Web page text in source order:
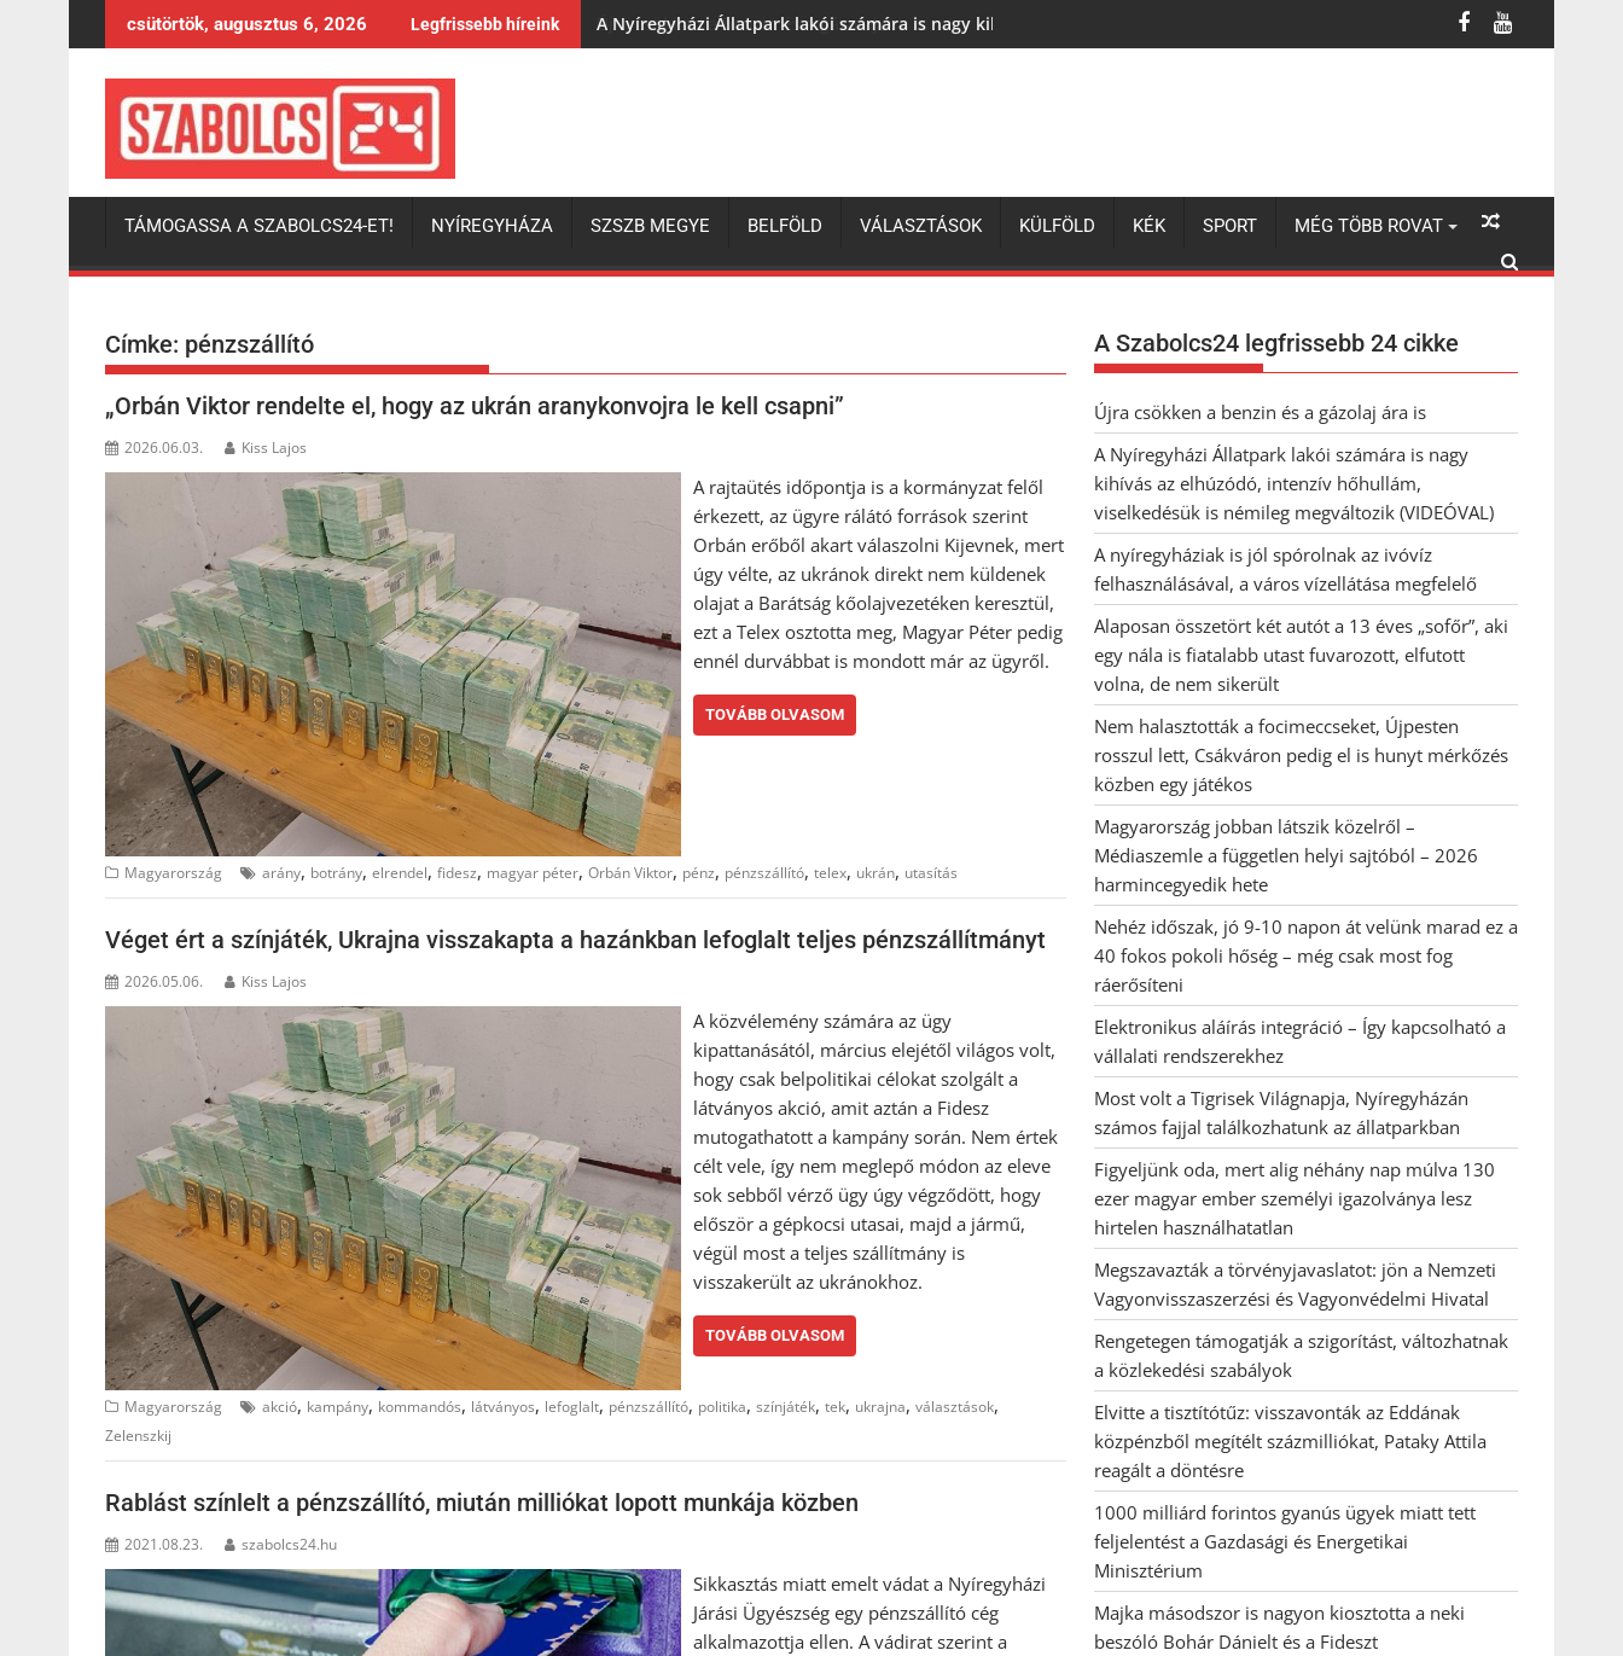
to
csütörtök, augusztus 6, 2026 Legfrissebb híreink A Nyíregyházi Állatpark lakói számára is nagy kihívás az elhúzódó, intenzív hőhullám, viselkedésük is némileg megváltozik
TÁMOGASSA A SZABOLCS24-ET! NYÍREGYHÁZA SZSZB MEGYE BELFÖLD VÁLASZTÁSOK KÜLFÖLD KÉK SPORT MÉG TÖBB ROVAT
Címke: pénzszállító
„Orbán Viktor rendelte el, hogy az ukrán aranykonvojra le kell csapni”
2026.06.03. Kiss Lajos
A rajtaütés időpontja is a kormányzat felől
érkezett, az ügyre rálátó források szerint
Orbán erőből akart válaszolni Kijevnek, mert
úgy vélte, az ukránok direkt nem küldenek
olajat a Barátság kőolajvezetéken keresztül,
ezt a Telex osztotta meg, Magyar Péter pedig
ennél durvábbat is mondott már az ügyről.
TOVÁBB OLVASOM
Magyarország arány, botrány, elrendel, fidesz, magyar péter, Orbán Viktor, pénz, pénzszállító, telex, ukrán, utasítás
Véget ért a színjáték, Ukrajna visszakapta a hazánkban lefoglalt teljes pénzszállítmányt
2026.05.06. Kiss Lajos
A közvélemény számára az ügy
kipattanásától, március elejétől világos volt,
hogy csak belpolitikai célokat szolgált a
látványos akció, amit aztán a Fidesz
mutogathatott a kampány során. Nem értek
célt vele, így nem meglepő módon az eleve
sok sebből vérző ügy úgy végződött, hogy
először a gépkocsi utasai, majd a jármű,
végül most a teljes szállítmány is
visszakerült az ukránokhoz.
TOVÁBB OLVASOM
Magyarország akció, kampány, kommandós, látványos, lefoglalt, pénzszállító, politika, színjáték, tek, ukrajna, választások,
Zelenszkij
Rablást színlelt a pénzszállító, miután milliókat lopott munkája közben
2021.08.23. szabolcs24.hu
Sikkasztás miatt emelt vádat a Nyíregyházi
Járási Ügyészség egy pénzszállító cég
alkalmazottja ellen. A vádirat szerint a
A Szabolcs24 legfrissebb 24 cikke
Újra csökken a benzin és a gázolaj ára is
A Nyíregyházi Állatpark lakói számára is nagy
kihívás az elhúzódó, intenzív hőhullám,
viselkedésük is némileg megváltozik (VIDEÓVAL)
A nyíregyháziak is jól spórolnak az ivóvíz
felhasználásával, a város vízellátása megfelelő
Alaposan összetört két autót a 13 éves „sofőr”, aki
egy nála is fiatalabb utast fuvarozott, elfutott
volna, de nem sikerült
Nem halasztották a focimeccseket, Újpesten
rosszul lett, Csákváron pedig el is hunyt mérkőzés
közben egy játékos
Magyarország jobban látszik közelről –
Médiaszemle a független helyi sajtóból – 2026
harmincegyedik hete
Nehéz időszak, jó 9-10 napon át velünk marad ez a
40 fokos pokoli hőség – még csak most fog
ráerősíteni
Elektronikus aláírás integráció – Így kapcsolható a
vállalati rendszerekhez
Most volt a Tigrisek Világnapja, Nyíregyházán
számos fajjal találkozhatunk az állatparkban
Figyeljünk oda, mert alig néhány nap múlva 130
ezer magyar ember személyi igazolványa lesz
hirtelen használhatatlan
Megszavazták a törvényjavaslatot: jön a Nemzeti
Vagyonvisszaszerzési és Vagyonvédelmi Hivatal
Rengetegen támogatják a szigorítást, változhatnak
a közlekedési szabályok
Elvitte a tisztítótűz: visszavonták az Eddának
közpénzből megítélt százmilliókat, Pataky Attila
reagált a döntésre
1000 milliárd forintos gyanús ügyek miatt tett
feljelentést a Gazdasági és Energetikai
Minisztérium
Majka másodszor is nagyon kiosztotta a neki
beszóló Bohár Dánielt és a Fideszt